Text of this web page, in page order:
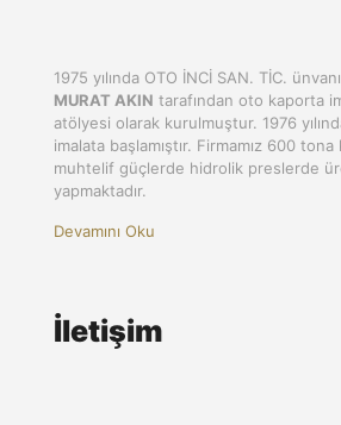
1975 yılında OTO İNCİ SAN. TİC.
MURAT AKIN tarafından oto kaporta
atölyesi olarak kurulmuştur. 1976
imalata başlamıştır. Firmamız 600 tona
muhtelif güçlerde hidrolik preslerde
yapmaktadır.
Devamını Oku
İletişim